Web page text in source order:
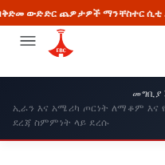
ጨዎታዎች ማንቸስተር ሲቲ ድል
መግቢያ
ኢራን እና አሜሪካ ጦርነት ለማቆም
ደረጃ ስምምነት ላይ ደረሱ